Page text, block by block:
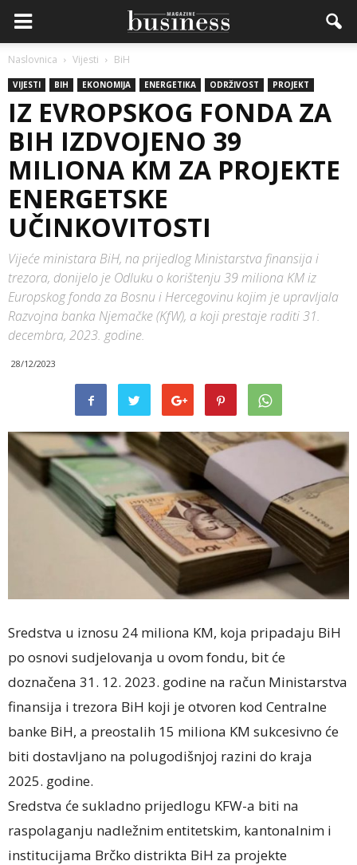
Naslovnica Vijesti BiH
VIJESTI BIH EKONOMIJA ENERGETIKA ODRŽIVOST PROJEKT
IZ EVROPSKOG FONDA ZA
BIH IZDVOJENO 39
MILIONA KM ZA PROJEKTE
ENERGETSKE
UČINKOVITOSTI
Vijeće ministara BiH, na prijedlog Ministarstva finansija i
trezora, donijelo je Odluku o korištenju 39 miliona KM iz
Europskog fonda za Bosnu i Hercegovinu kojim je upravljala
Razvojna banka Njemačke (KfW), a koji prestaje raditi 31.
decembra, 2023. godine.
28/12/2023
Sredstva u iznosu 24 miliona KM, koja pripadaju BiH
po osnovi sudjelovanja u ovom fondu, bit će
doznačena 31. 12. 2023. godine na račun Ministarstva
finansija i trezora BiH koji je otvoren kod Centralne
banke BiH, a preostalih 15 miliona KM sukcesivno će
biti dostavljano na polugodišnjoj razini do kraja
2025. godine.
Sredstva će sukladno prijedlogu KFW-a biti na
raspolaganju nadležnim entitetskim, kantonalnim i
institucijama Brčko distrikta BiH za projekte